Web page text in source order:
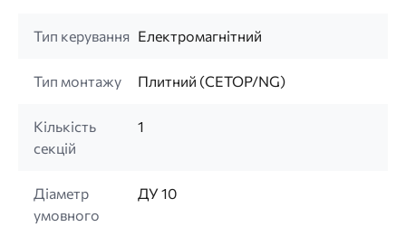
Тип керування Електромагнітний
Тип монтажу Плитний (CETOP/NG)
Кількість
секцій
1
Діаметр
умовного
ДУ 10